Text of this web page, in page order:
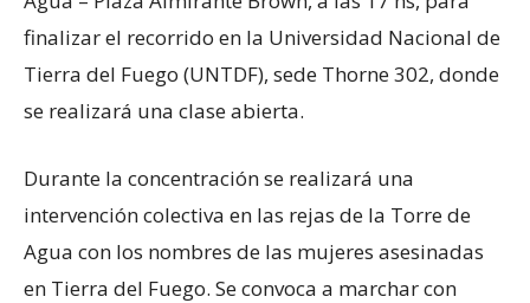
finalizar el recorrido en la Universidad Nacional de
Tierra del Fuego (UNTDF), sede Thorne 302, donde
se realizará una clase abierta.
Durante la concentración se realizará una
intervención colectiva en las rejas de la Torre de
Agua con los nombres de las mujeres asesinadas
en Tierra del Fuego. Se convoca a marchar con